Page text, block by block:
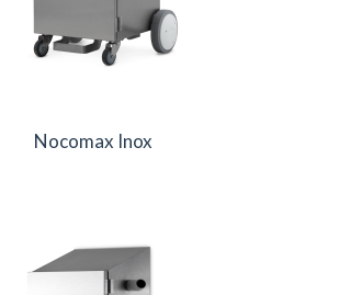
Nocomax Inox